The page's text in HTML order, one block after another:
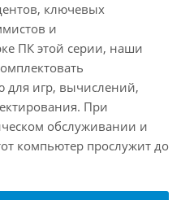
ключевых
и
ПК этой серии, наши
для игр, вычислений,
При
обслуживании и
компьютер прослужит до